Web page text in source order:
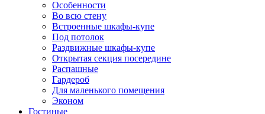
Особенности
Во всю стену
Встроенные шкафы-купе
Под потолок
Раздвижные шкафы-купе
Открытая секция посередине
Распашные
Гардероб
Для маленького помещения
Эконом
Гостиные